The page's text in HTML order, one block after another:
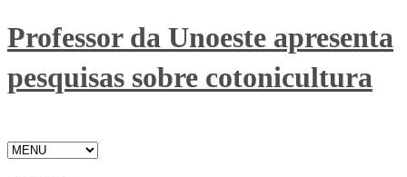
Professor da Unoeste apresenta
pesquisas sobre cotonicultura